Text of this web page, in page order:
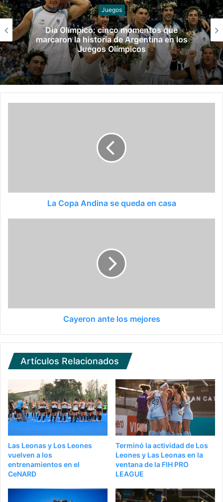
Hockey sobre césped y pista
Los Leones y Las Leonas ya tienen rivales
para la fase de grupos del Mundial
La Copa Andina se queda en casa
Cayeron ante los mejores
Artículos Relacionados
Las Leonas y Los Leones
vuelven a los
entrenamientos en el
CeNARD
Terminó la actividad de Los
Leones y Las Leonas en la
ventana de la FIH PRO
LEAGUE